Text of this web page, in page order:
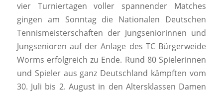
vier Turniertagen voller spannender Matches
gingen am Sonntag die Nationalen Deutschen
Tennismeisterschaften der Jungseniorinnen und
Jungsenioren auf der Anlage des TC Bürgerweide
Worms erfolgreich zu Ende. Rund 80 Spielerinnen
und Spieler aus ganz Deutschland kämpften vom
30. Juli bis 2. August in den Altersklassen Damen